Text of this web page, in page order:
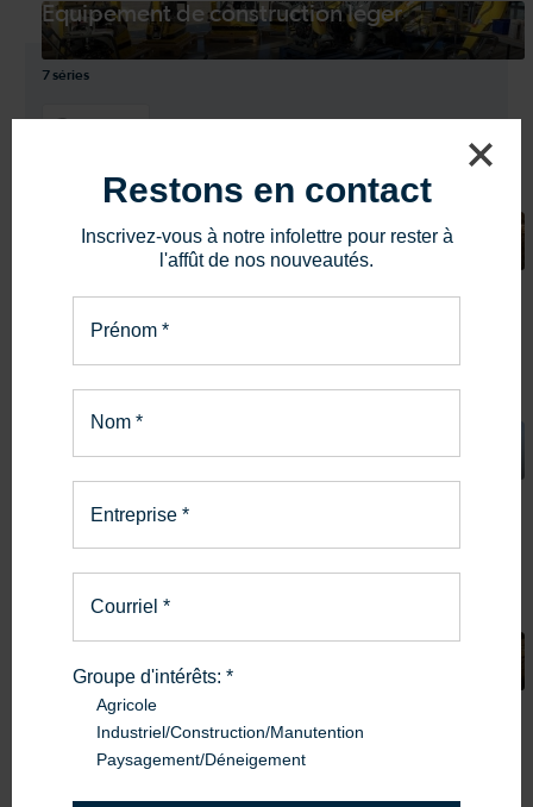
Équipement de construction léger
7 séries
Équipement de manutention agricole
Excavatrice
Mini chargeuse
Restons en contact
Inscrivez-vous à notre infolettre pour rester à
l'affût de nos nouveautés.
Prénom *
Nom *
Entreprise *
Courriel *
Groupe d'intérêts: *
Agricole
Industriel/Construction/Manutention
Paysagement/Déneigement